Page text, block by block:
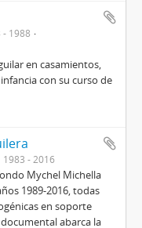
- 1988
en casamientos,
con su curso de
1983 - 2016
Mychel Michella
1989-2016, todas
en soporte
abarca la